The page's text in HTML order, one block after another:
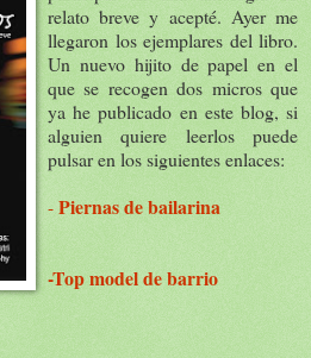
relato breve y acepté. Ayer me
llegaron los ejemplares del libro.
Un nuevo hijito de papel en el
que se recogen dos micros que
ya he publicado en este blog, si
alguien quiere leerlos puede
pulsar en los siguientes enlaces:
-Piernas de bailarina
-Top model de barrio